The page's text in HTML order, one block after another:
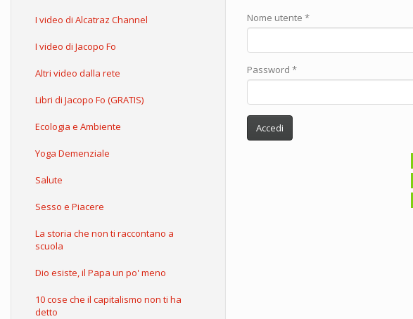
I video di Alcatraz Channel
I video di Jacopo Fo
Altri video dalla rete
Libri di Jacopo Fo (GRATIS)
Ecologia e Ambiente
Yoga Demenziale
Salute
Sesso e Piacere
La storia che non ti raccontano a
scuola
Dio esiste, il Papa un po' meno
10 cose che il capitalismo non ti ha
detto
Nome utente *
Password *
Accedi